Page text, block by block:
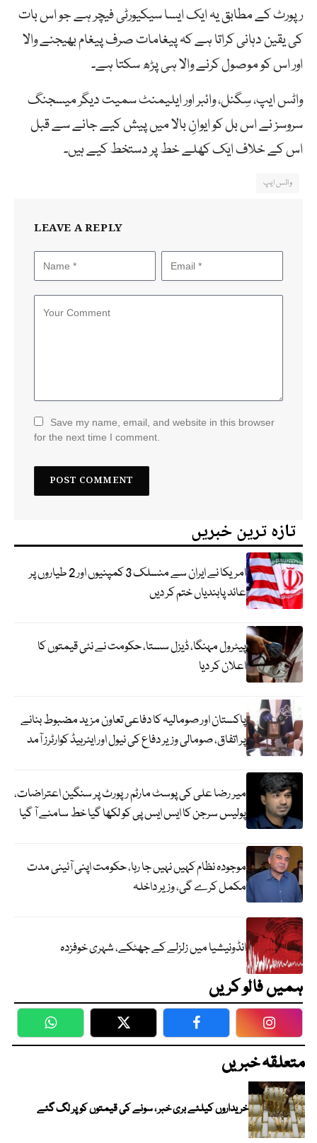
رپورٹ کے مطابق یہ ایک ایسا سیکیورٹی فیچر ہے جو اس بات
کی یقین دہانی کراتا ہے کہ پیغامات صرف پیغام بھیجنے والا
اور اس کو موصول کرنے والا ہی پڑھ سکتا ہے۔
واٹس ایپ، سِگنل، وائبر اور ایلیمنٹ سمیت دیگر میسجنگ
سروسز نے اس بل کو ایوانِ بالا میں پیش کیے جانے سے قبل
اس کے خلاف ایک کھلے خط پر دستخط کیے ہیں۔
واٹس ایپ
LEAVE A REPLY
Save my name, email, and website in this browser
for the next time I comment.
تازہ ترین خبریں
امریکا نے ایران سے منسلک 3 کمپنیوں اور 2 طیاروں پر
عائد پابندیاں ختم کر دیں
پیٹرول مہنگا، ڈیزل سستا، حکومت نے نئی قیمتوں کا
اعلان کر دیا
پاکستان اور صومالیہ کا دفاعی تعاون مزید مضبوط بنانے
پر اتفاق، صومالی وزیر دفاع کی نیول اور ایئرہیڈ کوارٹرز آمد
میر رضا علی کی پوسٹ مارٹم رپورٹ پر سنگین اعتراضات،
پولیس سرجن کا ایس ایس پی کو لکھا گیا خط سامنے آ گیا
موجودہ نظام کہیں نہیں جا رہا، حکومت اپنی آئینی مدت
مکمل کرے گی، وزیر داخلہ
انڈونیشیا میں زلزلے کے جھٹکے، شہری خوفزدہ
ہمیں فالو کریں
WhatsApp Twitter Facebook
متعلقہ خبریں
خریداروں کیلئے بری خبر ، سونے کی قیمتوں کو پر لگ گئے